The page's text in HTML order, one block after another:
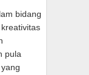
bidang
pula